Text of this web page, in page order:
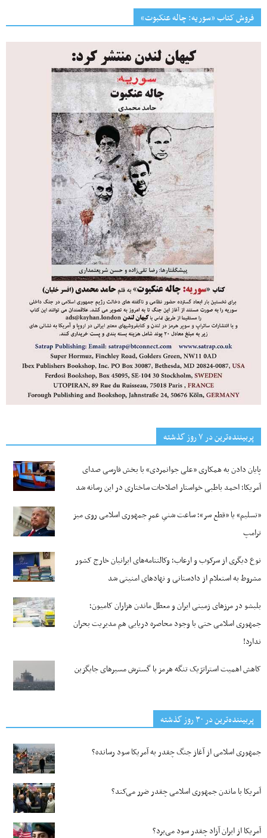
فروش کتاب «سوریه: چاله عنکبوت»
پربیننده‌ترین‌ در ۷ روز گذشته
پایان دادن به همکاری «علی جوانمردی» با بخش فارسی صدای
آمریکا؛ احمد باطبی خواستار اصلاحات ساختاری در این رسانه شد
«تسلیم» یا «قطع سر»؛ ساعت شنیِ عمرِ جمهوری اسلامی روی میز
ترامپ
نوع دیگری از سرکوب و ارعاب؛ وکالتنامه‌های ایرانیان خارج کشور
مشروط به استعلام از دادستانی و نهادهای امنیتی شد
بلبشو در مرزهای زمینی ایران و معطل ماندن هزاران کامیون؛
جمهوری اسلامی حتی با وجود محاصره دریایی هم مدیریت بحران
ندارد!
کاهش اهمیت استراتژیک تنگه‌ هرمز با گسترش مسیرهای جایگزین
پربیننده‌ترین‌ در ۳۰ روز گذشته
جمهوری اسلامی از آغاز جنگ چقدر به آمریکا سود رسانده؟
آمریکا با ماندن جمهوری اسلامی چقدر ضرر می‌کند؟
آمریکا از ایران آزاد چقدر سود می‌برد؟